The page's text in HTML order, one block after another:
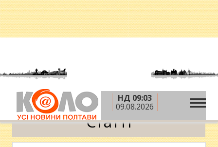
НД 09:03
09.08.2026
Головна » Новини » Статті
Статті